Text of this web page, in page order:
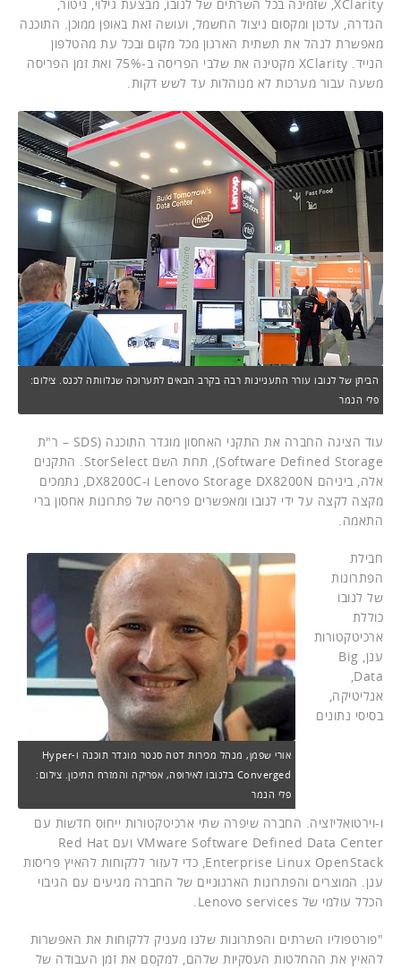
XClarity, שזמינה בכל השרתים של לנובו, מבצעת גילוי, ניטור,
הגדרה, עדכון ומקסום ניצול החשמל, ועושה זאת באופן ממוכן. התוכנה
מאפשרת לנהל את תשתית הארגון מכל מקום ובכל עת מהטלפון
הנייד. XClarity מקטינה את שלבי הפריסה ב-75% ואת זמן הפריסה
משעה עבור מערכות לא מנוהלות עד לשש דקות.
הביתן של לנובו עורר התעניינות רבה בקרב הבאים לתערוכה שנלוותה לכנס. צילום:
פלי הנמר
עוד הציגה החברה את התקני האחסון מוגדר התוכנה (SDS – ר"ת
Software Defined Storage), תחת השם StorSelect. התקנים
אלה, ביניהם Lenovo Storage DX8200N ו-DX8200C, נתמכים
מקצה לקצה על ידי לנובו ומאפשרים פריסה של פתרונות אחסון ברי
התאמה.
אורי שפמן, מנהל מכירות דטה סנטר מוגדר תוכנה ו-Hyper
Converged בלנובו לאירופה, אפריקה והמזרח התיכון. צילום:
פלי הנמר
חבילת
הפתרונות
של לנובו
כוללת
ארכיטקטורות
ענן, Big
Data,
אנליטיקה,
בסיסי נתונים
ו-וירטואליזציה. החברה שיפרה שתי ארכיטקטורות ייחוס חדשות עם
VMware Software Defined Data Center ועם Red Hat
Enterprise Linux OpenStack, כדי לעזור ללקוחות להאיץ פריסות
ענן. המוצרים והפתרונות הארגוניים של החברה מגיעים עם הגיבוי
הכלל עולמי של Lenovo services.
"פורטפוליו השרתים והפתרונות שלנו מעניק ללקוחות את האפשרות
להאיץ את ההחלטות העסקיות שלהם, למקסם את זמן העבודה של